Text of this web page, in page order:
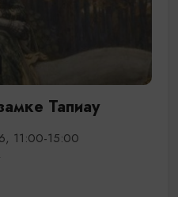
Тапиау
11:00-15:00